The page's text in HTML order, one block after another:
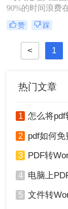
络上琳琅满目的
弄呢？
90%的时间浪
不是技术问题，
为深耕办公软件
编发现许多用户
始方式处理图片
片怎么转换pdf
据帮你突破效率
赞 踩
< 1
热门文章
1 怎么将pdf
2 pdf如何免费转
3 PDF转Word
4 电脑上PDF怎么
5 文件转Word